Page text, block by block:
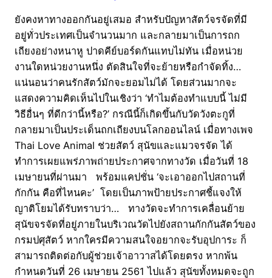
ยังคงหาทางออกกันอยู่เสมอ สำหรับปัญหาสัตว์จรจัดที่มี
อยู่ทั่วประเทศเป็นจำนวนมาก และกลายมาเป็นการถก
เถียงอย่างหนาหู ปาดคีย์บอร์ดกันแทบไม่ทัน เมื่อหน่วย
งานใดหน่วยงานหนึ่ง ตัดสินใจที่จะย้ายหรือกำจัดทิ้ง…
แน่นอนว่าคนรักสัตว์มักจะยอมไม่ได้ โดยส่วนมากจะ
แสดงความคิดเห็นไปในเชิงว่า ‘ทำไมต้องทำแบบนี้ ไม่มี
วิธีอื่นๆ ที่ดีกว่านี้หรือ?’ กรณีนี้ก็เกิดขึ้นกับวัดวังตะกูที่
กลายมาเป็นประเด็นถกเถียงบนโลกออนไลน์ เมื่อทางเพจ
Thai Love Animal ช่วยสัตว์ สุนัขและแมวจรจัด ได้
ทำการเผยแพร่ภาพถ่ายประกาศจากทางวัด เมื่อวันที่ 18
เมษายนที่ผ่านมา พร้อมแคปชั่น ‘จะเอาออกไปสถานที่
กักกัน คือที่ไหนคะ’ โดยเป็นภาพป้ายประกาศชี้แจงให้
ญาติโยมได้รับทราบว่า… ทางวัดจะทำการเคลื่อนย้าย
สุนัขจรจัดที่อยู่ภายในบริเวณวัดไปยังสถานกักกันสัตว์ของ
กรมปศุสัตว์ หากใครมีความสนใจอยากจะรับอุปการะ ก็
สามารถติดต่อกับผู้ช่วยเจ้าอาวาสได้โดยตรง หากพ้น
กำหนดวันที่ 26 เมษายน 2561 ไปแล้ว สุนัขทั้งหมดจะถูก